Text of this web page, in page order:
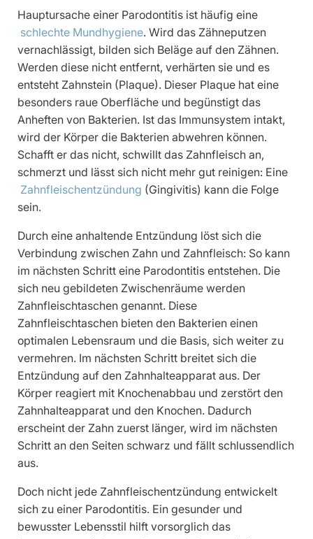
Hauptursache einer Parodontitis ist häufig eine
schlechte Mundhygiene. Wird das Zähneputzen
vernachlässigt, bilden sich Beläge auf den Zähnen.
Werden diese nicht entfernt, verhärten sie und es
entsteht Zahnstein (Plaque). Dieser Plaque hat eine
besonders raue Oberfläche und begünstigt das
Anheften von Bakterien. Ist das Immunsystem intakt,
wird der Körper die Bakterien abwehren können.
Schafft er das nicht, schwillt das Zahnfleisch an,
schmerzt und lässt sich nicht mehr gut reinigen: Eine
Zahnfleischentzündung (Gingivitis) kann die Folge
sein.
Durch eine anhaltende Entzündung löst sich die
Verbindung zwischen Zahn und Zahnfleisch: So kann
im nächsten Schritt eine Parodontitis entstehen. Die
sich neu gebildeten Zwischenräume werden
Zahnfleischtaschen genannt. Diese
Zahnfleischtaschen bieten den Bakterien einen
optimalen Lebensraum und die Basis, sich weiter zu
vermehren. Im nächsten Schritt breitet sich die
Entzündung auf den Zahnhalteapparat aus. Der
Körper reagiert mit Knochenabbau und zerstört den
Zahnhalteapparat und den Knochen. Dadurch
erscheint der Zahn zuerst länger, wird im nächsten
Schritt an den Seiten schwarz und fällt schlussendlich
aus.
Doch nicht jede Zahnfleischentzündung entwickelt
sich zu einer Parodontitis. Ein gesunder und
bewusster Lebensstil hilft vorsorglich das